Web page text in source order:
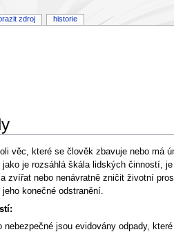
věc, které se člověk zbavuje nebo
je rozsáhlá škála lidských činností,
zvířat nebo nenávratně zničit životní
konečné odstranění.
nebezpečné jsou evidovány odpady,
zdroj historie